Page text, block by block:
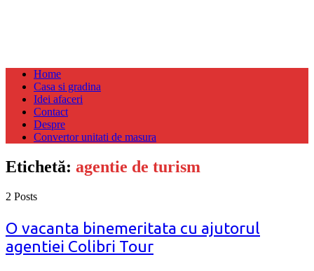
Home
Casa si gradina
Idei afaceri
Contact
Despre
Convertor unitati de masura
Etichetă: agentie de turism
2 Posts
O vacanta binemeritata cu ajutorul
agentiei Colibri Tour